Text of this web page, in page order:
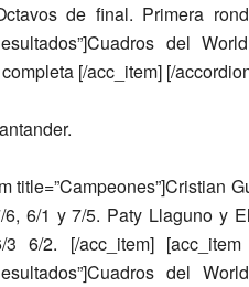
de final. Primera
del
[/acc_item] [/
title=”Campeones”]Cristian
6, 6/1 y 7/5. Paty Llaguno y
6/2. [/acc_item] [acc_item
del